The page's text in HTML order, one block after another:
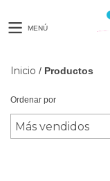
MENÚ
Inicio / Productos
Ordenar por